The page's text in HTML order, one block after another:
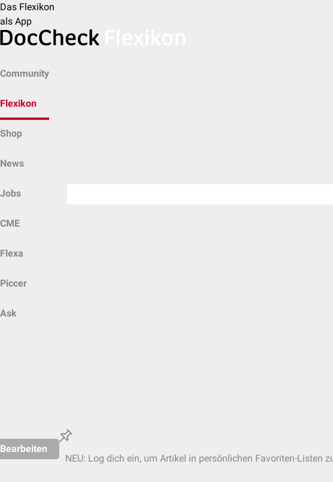
Das Flexikon
als App
Community
Flexikon
Shop
News
Jobs
CME
Flexa
Piccer
Ask
Bearbeiten
NEU: Log dich ein, um Artikel in persönlichen Favoriten-Listen